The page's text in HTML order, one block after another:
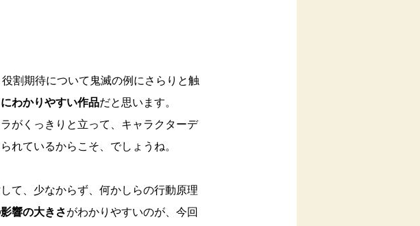
役割期待について鬼滅の例にさらりと触
わかりやすい作品だと思います。
ラがくっきりと立って、キャラクターデ
れているからこそ、でしょうね。
て、少なからず、何かしらの行動原理
響の大きさがわかりやすいのが、今回